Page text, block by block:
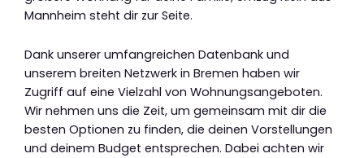
Mannheim steht dir zur Seite.
Dank unserer umfangreichen Datenbank und
unserem breiten Netzwerk in Bremen haben wir
Zugriff auf eine Vielzahl von Wohnungsangeboten.
Wir nehmen uns die Zeit, um gemeinsam mit dir die
besten Optionen zu finden, die deinen Vorstellungen
und deinem Budget entsprechen. Dabei achten wir